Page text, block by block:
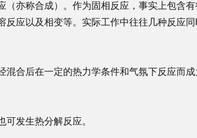
亦称合成）。作为固相反应，事实上包含有
反应以及相变等。实际工作中往往几种反应
混合后在一定的热力学条件和气氛下反应而
发生热分解反应。